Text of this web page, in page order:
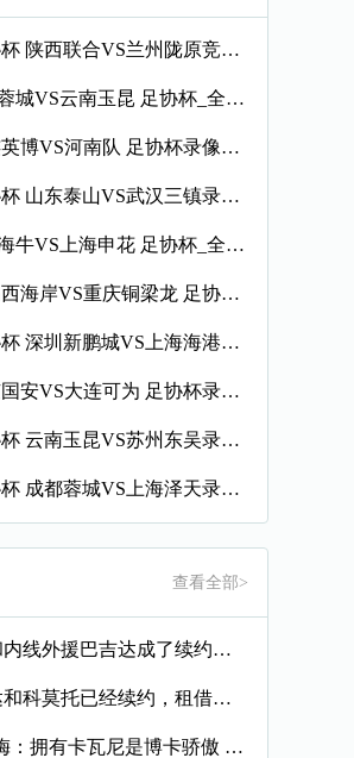
2026年07月22日_足协杯 陕西联合VS兰州陇原竞技录像_全场录像【全场回放】
2026年07月21日 成都蓉城VS云南玉昆 足协杯_全场录像【视频集锦】
2026年07月21日_大连英博VS河南队 足协杯录像_全场录像【高清回放】
2026年07月21日_足协杯 山东泰山VS武汉三镇录像_全场录像【视频集锦】
2026年07月21日 青岛海牛VS上海申花 足协杯_全场录像【视频集锦】
2026年07月21日_青岛西海岸VS重庆铜梁龙 足协杯录像_全场录像【视频集锦】
2026年07月21日_足协杯 深圳新鹏城VS上海海港录像_全场录像【高清回放】
2026年07月21日_北京国安VS大连可为 足协杯录像_高清录像【全场回放】
2026年06月21日_足协杯 云南玉昆VS苏州东吴录像_高清录像【全场回放】
2026年06月20日_足协杯 成都蓉城VS上海泽天录像_全场录像【视频集锦】
查看全部>
[深圳]深圳男篮已经和内线外援巴吉达成了续约一致
[推荐]经纪人：卡马达和科莫托已经续约，租借？目前的想法是留
【体育资讯】里克尔梅：拥有卡瓦尼是博卡骄傲 斯卡洛尼是史上最